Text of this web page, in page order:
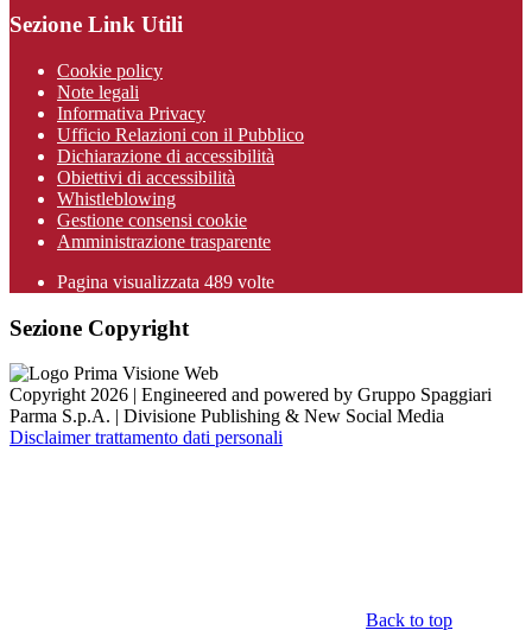
Sezione Link Utili
Cookie policy
Note legali
Informativa Privacy
Ufficio Relazioni con il Pubblico
Dichiarazione di accessibilità
Obiettivi di accessibilità
Whistleblowing
Gestione consensi cookie
Amministrazione trasparente
Pagina visualizzata 489 volte
Sezione Copyright
Copyright 2026 | Engineered and powered by Gruppo Spaggiari
Parma S.p.A. | Divisione Publishing & New Social Media
Disclaimer trattamento dati personali
Back to top